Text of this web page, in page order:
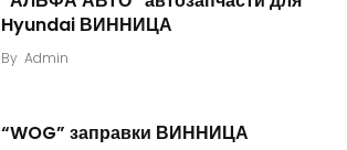
Hyundai ВИННИЦА
By Admin
“WOG” заправки ВИННИЦА